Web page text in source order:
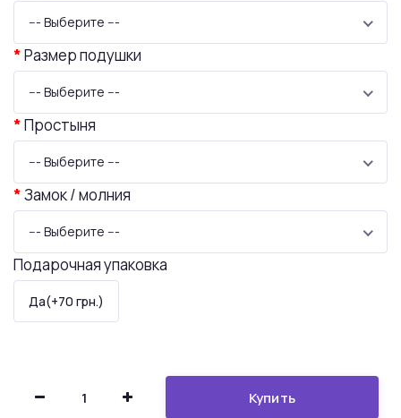
--- Выберите ---
Размер подушки
--- Выберите ---
Простыня
--- Выберите ---
Замок / молния
--- Выберите ---
Подарочная упаковка
Да(+70 грн.)
Купить